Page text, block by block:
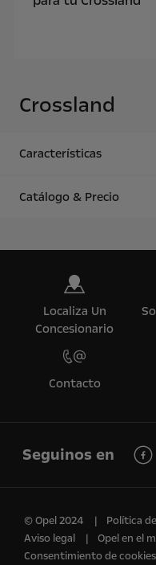
Crossland
Características
Catálogo & Precio
Localiza Un
Concesionario
Contacto
Seguinos en
© Opel 2024
Política
Aviso legal
Opel en el
Consentimiento de cookies